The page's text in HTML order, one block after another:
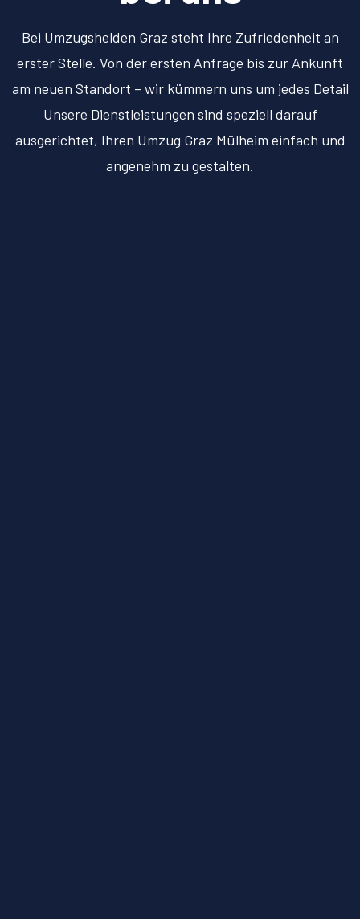
Bei Umzugshelden Graz steht Ihre Zufriedenheit an
erster Stelle. Von der ersten Anfrage bis zur Ankunft
am neuen Standort – wir kümmern uns um jedes Detail
Unsere Dienstleistungen sind speziell darauf
ausgerichtet, Ihren Umzug Graz Mülheim einfach und
angenehm zu gestalten.